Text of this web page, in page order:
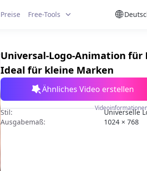
Preise Free-Tools
Universal-Logo-Animation für
Ideal für kleine Marken
Ähnliches Video erstellen
Stil:
Universelle
Ausgabemaß:
1024 × 768